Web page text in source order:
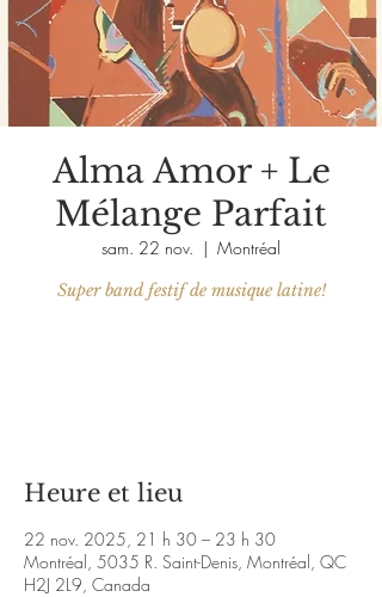
Alma Amor + Le
Mélange Parfait
sam. 22 nov.
  |
Montréal
Super band festif de musique latine!
Heure et lieu
22 nov. 2025, 21 h 30 – 23 h 30
Montréal, 5035 R. Saint-Denis, Montréal, QC
H2J 2L9, Canada